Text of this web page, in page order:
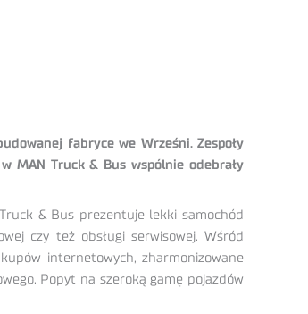
fabryce we Wrześni. Zespoły
MAN Truck & Bus wspólnie odebrały
& Bus prezentuje lekki samochód
czy też obsługi serwisowej. Wśród
internetowych, zharmonizowane
Popyt na szeroką gamę pojazdów